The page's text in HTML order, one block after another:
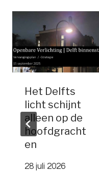
Het Delfts
licht schijnt
alleen op de
hoofdgracht
en
28 juli 2026